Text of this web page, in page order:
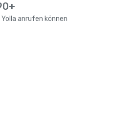
Yolla anrufen können